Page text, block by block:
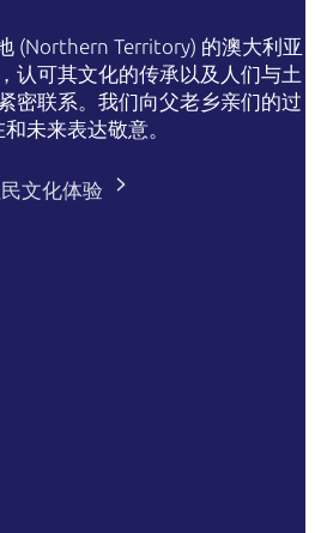
(Northern Territory) 的澳大利亚
认可其文化的传承以及人们与土
密联系。我们向父老乡亲们的过
未来表达敬意。
文化体验